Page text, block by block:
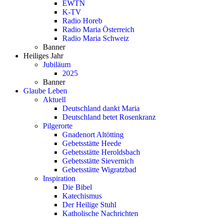
EWTN
K-TV
Radio Horeb
Radio Maria Österreich
Radio Maria Schweiz
Banner
Heiliges Jahr
Jubiläum
2025
Banner
Glaube Leben
Aktuell
Deutschland dankt Maria
Deutschland betet Rosenkranz
Pilgerorte
Gnadenort Altötting
Gebetsstätte Heede
Gebetsstätte Heroldsbach
Gebetsstätte Sievernich
Gebetsstätte Wigratzbad
Inspiration
Die Bibel
Katechismus
Der Heilige Stuhl
Katholische Nachrichten